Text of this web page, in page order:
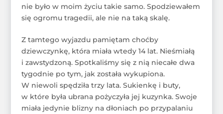
nie było w moim życiu takie samo. Spodziewałem
się ogromu tragedii, ale nie na taką skalę.
Z tamtego wyjazdu pamiętam choćby
dziewczynkę, która miała wtedy 14 lat. Nieśmiałą
i zawstydzoną. Spotkaliśmy się z nią niecałe dwa
tygodnie po tym, jak została wykupiona.
W niewoli spędziła trzy lata. Sukienkę i buty,
w które była ubrana pożyczyła jej kuzynka. Swoje
miała jedynie blizny na dłoniach po przypalaniu